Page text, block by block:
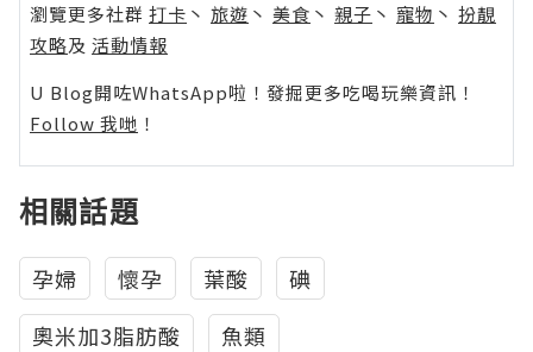
瀏覽更多社群 打卡 丶 旅遊 丶 美食 丶 親子 丶 寵物 丶 扮靚
攻略及 活動情報
U Blog開咗WhatsApp啦！發掘更多吃喝玩樂資訊！
Follow 我哋 ！
相關話題
孕婦 懷孕 葉酸
碘
奧米加3脂肪酸
魚類